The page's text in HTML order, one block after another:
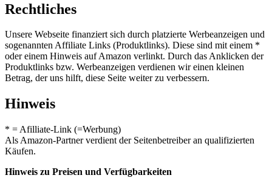
Rechtliches
Unsere Webseite finanziert sich durch platzierte Werbeanzeigen und
sogenannten Affiliate Links (Produktlinks). Diese sind mit einem *
oder einem Hinweis auf Amazon verlinkt. Durch das Anklicken der
Produktlinks bzw. Werbeanzeigen verdienen wir einen kleinen
Betrag, der uns hilft, diese Seite weiter zu verbessern.
Hinweis
* = Afilliate-Link (=Werbung)
Als Amazon-Partner verdient der Seitenbetreiber an qualifizierten
Käufen.
Hinweis zu Preisen und Verfügbarkeiten